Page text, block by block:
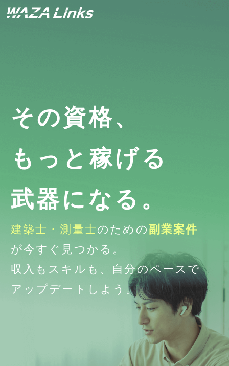
その資格、
もっと稼げる
武器になる。
建築士・測量士のための副業案件
が今すぐ見つかる。
収入もスキルも、自分のペースで
アップデートしよう。